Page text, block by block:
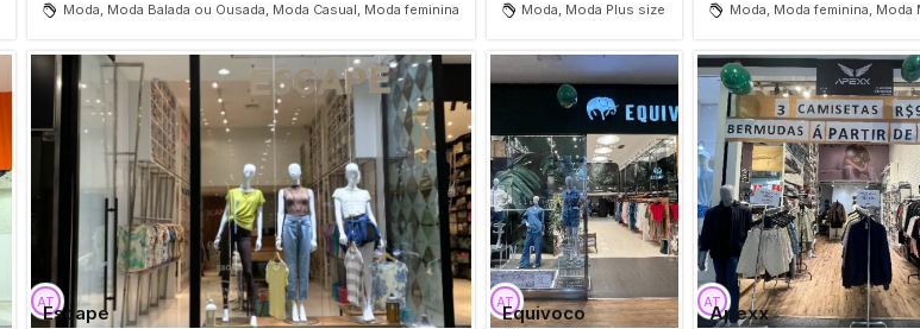
Moda, Moda Balada ou Ousada, Moda Casual, Moda feminina Moda, Moda Plus size Moda, Moda feminina, Moda
Escape Equivoco Apexx